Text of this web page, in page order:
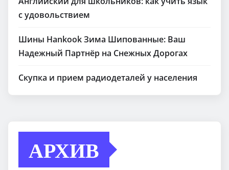
с удовольствием
Шины Hankook Зима Шипованные: Ваш
Надежный Партнёр на Снежных Дорогах
Скупка и прием радиодеталей у населения
АРХИВ